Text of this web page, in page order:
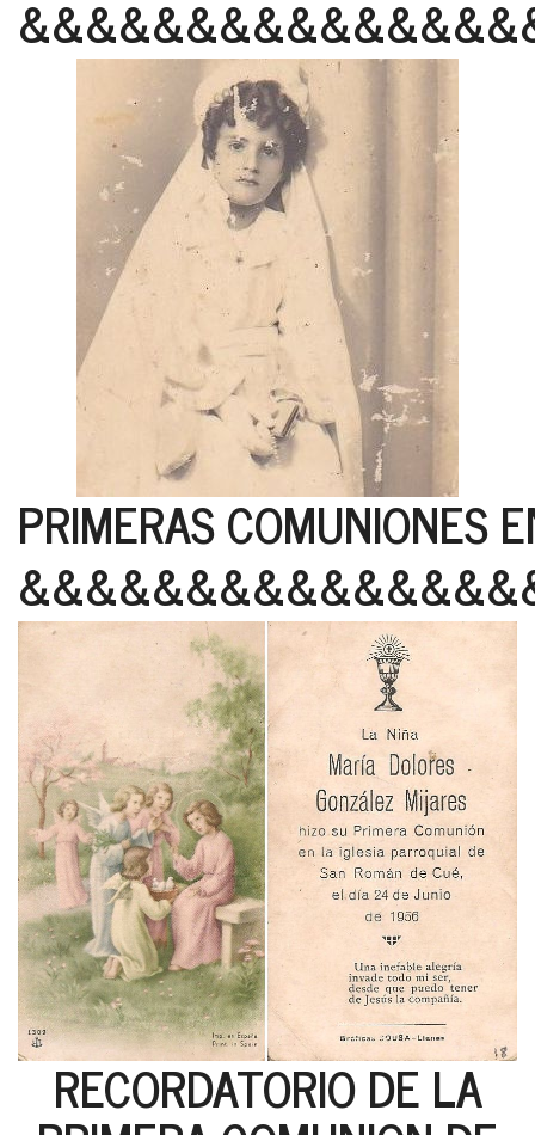
PRIMERAS COMUNIONES
RECORDATORIO DE LA